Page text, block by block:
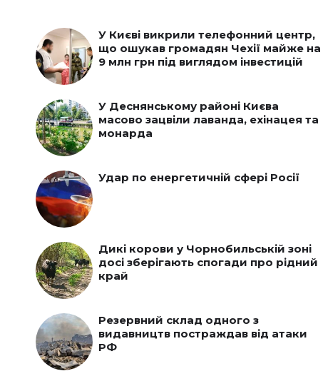
У Києві викрили телефонний центр,
що ошукав громадян Чехії майже на
9 млн грн під виглядом інвестицій
У Деснянському районі Києва
масово зацвіли лаванда, ехінацея та
монарда
Удар по енергетичній сфері Росії
Дикі корови у Чорнобильській зоні
досі зберігають спогади про рідний
край
Резервний склад одного з
видавництв постраждав від атаки
РФ